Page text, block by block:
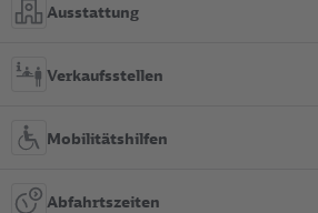
Ausstattung
Verkaufsstellen
Mobilitätshilfen
Abfahrtszeiten